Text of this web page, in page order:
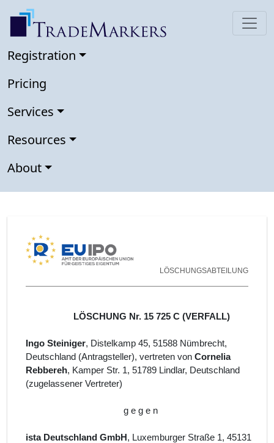
Registration
Pricing
Services
Resources
About
LÖSCHUNGSABTEILUNG
LÖSCHUNG Nr. 15 725 C (VERFALL)
Ingo Steiniger, Distelkamp 45, 51588 Nümbrecht,
Deutschland (Antragsteller), vertreten von Cornelia
Rebbereh, Kamper Str. 1, 51789 Lindlar, Deutschland
(zugelassener Vertreter)
g e g e n
ista Deutschland GmbH , Luxemburger Straße 1, 45131